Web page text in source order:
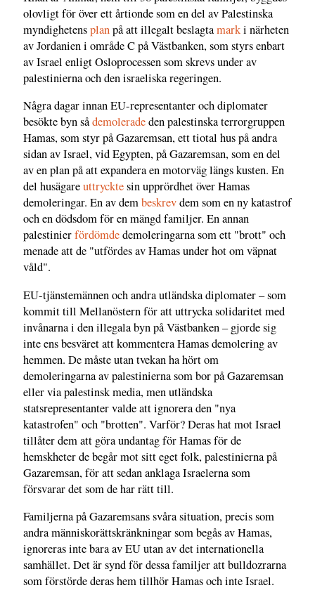
olovligt för över ett årtionde som en del av Palestinska
myndighetensplanpå att illegalt beslagtamarki närheten
av Jordanien i område C på Västbanken, som styrs enbart
av Israel enligt Osloprocessen som skrevs under av
palestinierna och den israeliska regeringen.
Några dagar innan EU-representanter och diplomater
besökte byn sådemoleradeden palestinska terrorgruppen
Hamas, som styr på Gazaremsan, ett tiotal hus på andra
sidan av Israel, vid Egypten, på Gazaremsan, som en del
av en plan på att expandera en motorväg längs kusten. En
del husägareuttrycktesin upprördhet över Hamas
demoleringar. En av dembeskrevdem som en ny katastrof
och en dödsdom för en mängd familjer. En annan
palestinierfördömdedemoleringarna som ett "brott" och
menade att de "utfördes av Hamas under hot om väpnat
våld".
EU-tjänstemännen och andra utländska diplomater – som
kommit till Mellanöstern för att uttrycka solidaritet med
invånarna i den illegala byn på Västbanken – gjorde sig
inte ens besväret att kommentera Hamas demolering av
hemmen. De måste utan tvekan ha hört om
demoleringarna av palestinierna som bor på Gazaremsan
eller via palestinsk media, men utländska
statsrepresentanter valde att ignorera den "nya
katastrofen" och "brotten". Varför? Deras hat mot Israel
tillåter dem att göra undantag för Hamas för de
hemskheter de begår mot sitt eget folk, palestinierna på
Gazaremsan, för att sedan anklaga Israelerna som
försvarar det som de har rätt till.
Familjerna på Gazaremsans svåra situation, precis som
andra människorättskränkningar som begås av Hamas,
ignoreras inte bara av EU utan av det internationella
samhället. Det är synd för dessa familjer att bulldozrarna
som förstörde deras hem tillhör Hamas och inte Israel.